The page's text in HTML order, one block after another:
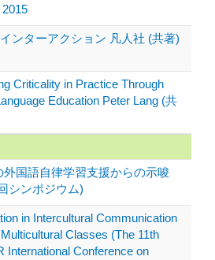
ンターアクション 凡人社 (共著)
Criticality in Practice Through
Education Peter Lang (共
外国語自律学習支援からの示唆
シンポジウム)
in Intercultural Communication
Classes (The 11th
International Conference on